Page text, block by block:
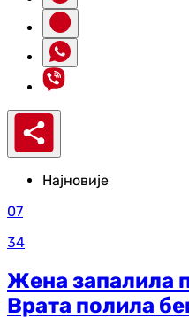
Најновије
07
34
Жена запалила
Врата полила